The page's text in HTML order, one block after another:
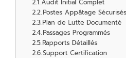
Audit Initial Complet
Postes Appâtage Sécurisés
Plan de Lutte Documenté
Passages Programmés
Rapports Détaillés
Support Certification